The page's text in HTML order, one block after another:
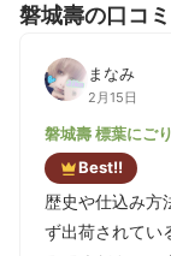
青
磐城壽の口コミ
まなみ
2月15日
磐城壽 標葉にごり
Best!!
歴史や仕込み方
ず出荷されてい